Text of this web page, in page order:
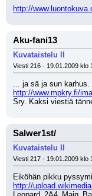
http://
Aku-fani13
Kuvataistelu II
Viesti 216 - 19.01.2009 klo
... ja sä ja sun karhus.
http://www.mpkry.fi/
Sry. Kaksi viestiä
Salwer1st/
Kuvataistelu II
Viesti 217 - 19.01.2009 klo
Eiköhän pikku
http://